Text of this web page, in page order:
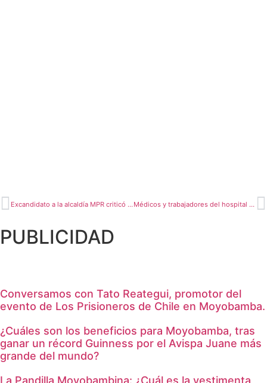
Excandidato a la alcaldía MPR criticó actos de “mezquindad” Médicos y trabajadores del hospital realizaron plantón
PUBLICIDAD
Conversamos con Tato Reategui, promotor del
evento de Los Prisioneros de Chile en Moyobamba.
¿Cuáles son los beneficios para Moyobamba, tras
ganar un récord Guinness por el Avispa Juane más
grande del mundo?
La Pandilla Moyobambina: ¿Cuál es la vestimenta